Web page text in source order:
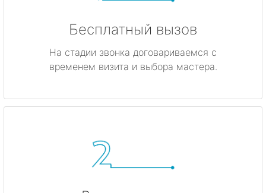
Бесплатный вызов
На стадии звонка договариваемся с
временем визита и выбора мастера.